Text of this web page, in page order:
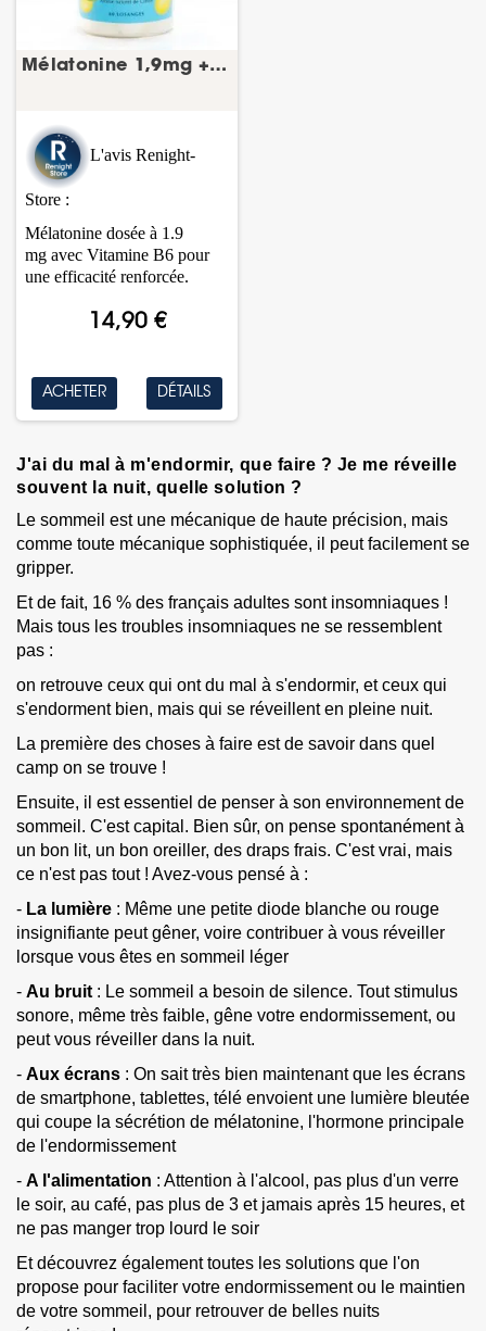
Mélatonine 1,9mg + vitamine B6 60 losanges...
14,90 €
L'avis Renight-
Store :
Mélatonine dosée à 1.9
mg avec Vitamine B6 pour
une efficacité renforcée.
ACHETER DÉTAILS
J'ai du mal à m'endormir, que faire ? Je me réveille
souvent la nuit, quelle solution ?
Le sommeil est une mécanique de haute précision, mais
comme toute mécanique sophistiquée, il peut facilement se
gripper.
Et de fait, 16 % des français adultes sont insomniaques !
Mais tous les troubles insomniaques ne se ressemblent
pas :
on retrouve ceux qui ont du mal à s'endormir, et ceux qui
s'endorment bien, mais qui se réveillent en pleine nuit.
La première des choses à faire est de savoir dans quel
camp on se trouve !
Ensuite, il est essentiel de penser à son environnement de
sommeil. C'est capital. Bien sûr, on pense spontanément à
un bon lit, un bon oreiller, des draps frais. C'est vrai, mais
ce n'est pas tout ! Avez-vous pensé à :
- La lumière : Même une petite diode blanche ou rouge
insignifiante peut gêner, voire contribuer à vous réveiller
lorsque vous êtes en sommeil léger
- Au bruit : Le sommeil a besoin de silence. Tout stimulus
sonore, même très faible, gêne votre endormissement, ou
peut vous réveiller dans la nuit.
- Aux écrans : On sait très bien maintenant que les écrans
de smartphone, tablettes, télé envoient une lumière bleutée
qui coupe la sécrétion de mélatonine, l'hormone principale
de l'endormissement
- A l'alimentation : Attention à l'alcool, pas plus d'un verre
le soir, au café, pas plus de 3 et jamais après 15 heures, et
ne pas manger trop lourd le soir
Et découvrez également toutes les solutions que l'on
propose pour faciliter votre endormissement ou le maintien
de votre sommeil, pour retrouver de belles nuits